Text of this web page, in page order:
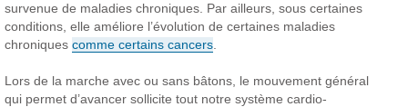
survenue de maladies chroniques. Par ailleurs, sous certaines
conditions, elle améliore l’évolution de certaines maladies
chroniquescomme certains cancers
Lors de la marche avec ou sans bâtons, le mouvement général
qui permet d’avancer sollicite tout notre système cardio-